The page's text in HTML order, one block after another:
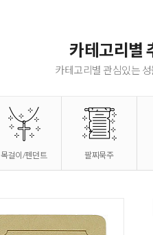
카테고리별
카테고리별 관심있는
목걸이/펜던트 팔찌묵주